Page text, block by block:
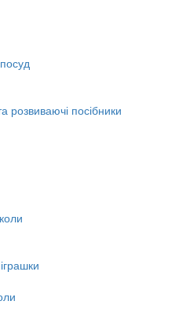
розвиваючі посібники